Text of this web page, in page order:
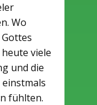
Wo
viele
und die
fühlten.